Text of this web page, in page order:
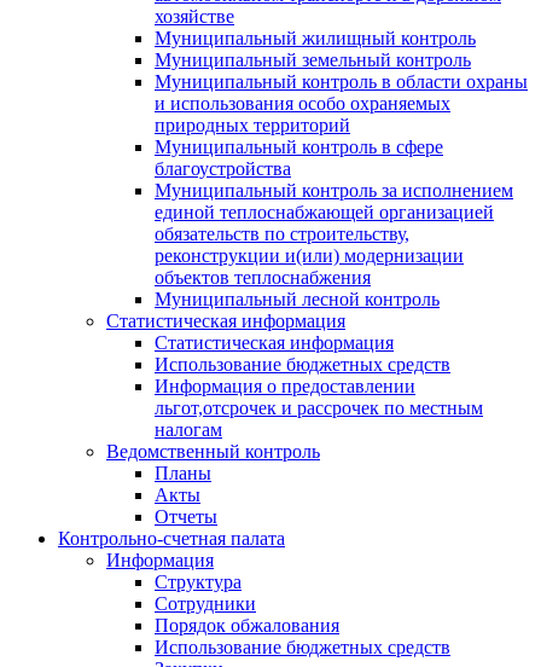
хозяйстве
Муниципальный жилищный контроль
Муниципальный земельный контроль
Муниципальный контроль в области охраны
и использования особо охраняемых
природных территорий
Муниципальный контроль в сфере
благоустройства
Муниципальный контроль за исполнением
единой теплоснабжающей организацией
обязательств по строительству,
реконструкции и(или) модернизации
объектов теплоснабжения
Муниципальный лесной контроль
Статистическая информация
Статистическая информация
Использование бюджетных средств
Информация о предоставлении
льгот,отсрочек и рассрочек по местным
налогам
Ведомственный контроль
Планы
Акты
Отчеты
Контрольно-счетная палата
Информация
Структура
Сотрудники
Порядок обжалования
Использование бюджетных средств